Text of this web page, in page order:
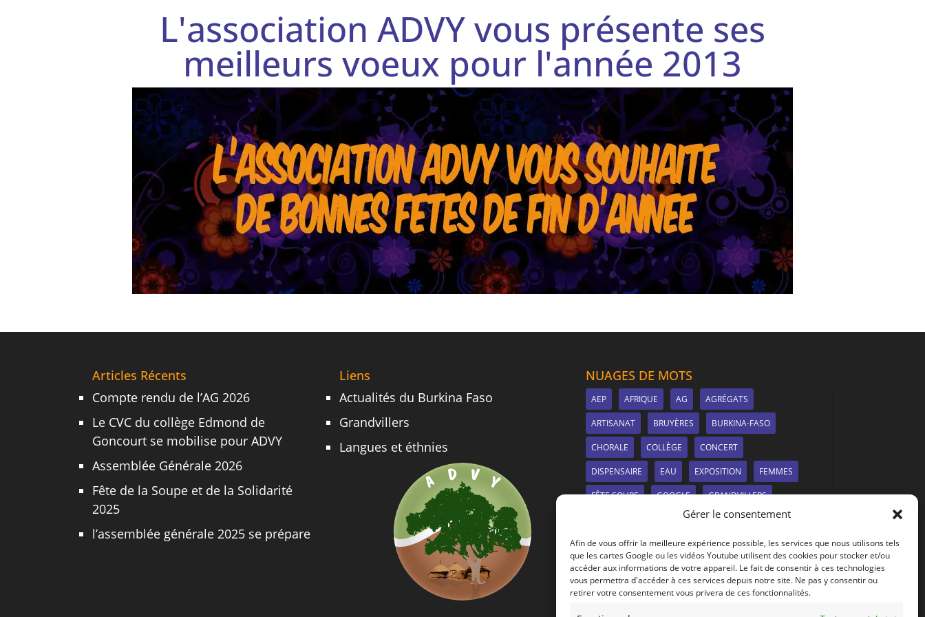
Gérer le consentement
Afin de vous offrir la meilleure expérience possible, les services que nous utilisons tels
que les cartes Google ou les vidéos Youtube utilisent des cookies pour stocker et/ou
accéder aux informations de votre appareil. Le fait de consentir à ces technologies
vous permettra d'accéder à ces services depuis notre site. Ne pas y consentir ou
retirer votre consentement vous privera de ces fonctionnalités.
L'association ADVY vous présente ses
meilleurs voeux pour l'année 2013
Articles Récents
Compte rendu de l’AG 2026
Le CVC du collège Edmond de
Goncourt se mobilise pour ADVY
Assemblée Générale 2026
Fête de la Soupe et de la Solidarité
2025
l’assemblée générale 2025 se prépare
Liens
Actualités du Burkina Faso
Grandvillers
Langues et éthnies
NUAGES DE MOTS
AEP AFRIQUE AG AGRÉGATS
ARTISANAT BRUYÈRES BURKINA-FASO
CHORALE COLLÈGE CONCERT
DISPENSAIRE EAU EXPOSITION FEMMES
FÊTE SOUPE GOOGLE GRANDVILLERS
LIONS CLUB
MANGUIER MARCHÉ MDMS
MÉTIERS-À-TISSER NANCY NEEM
NOUVEAUTÉS PANNEAUX SOLAIRES PHOTOS